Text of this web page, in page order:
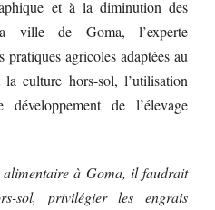
et à la diminution des
ville de Goma, l’experte
agricoles adaptées au
culture hors-sol, l’utilisation
de l’élevage
à Goma, il faudrait
sol, privilégier les engrais